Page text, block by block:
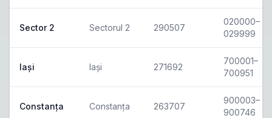
Sector 2 Sectorul 2 290507
020000–
029999
Iași Iași 271692
700001–
700951
Constanța Constanța 263707
900003–
900746